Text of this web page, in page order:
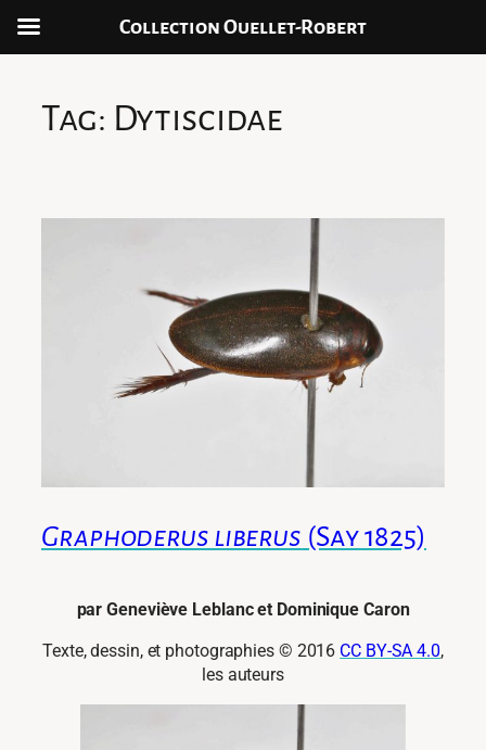
contentTag: Dytiscidae
Graphoderus liberus (Say 1825)
par Geneviève Leblanc et Dominique Caron
Texte, dessin, et photographies © 2016 CC BY-SA 4.0,
les auteurs
Collection Ouellet-Robert